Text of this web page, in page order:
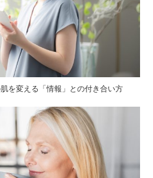
を変える「情報」との付き合い方